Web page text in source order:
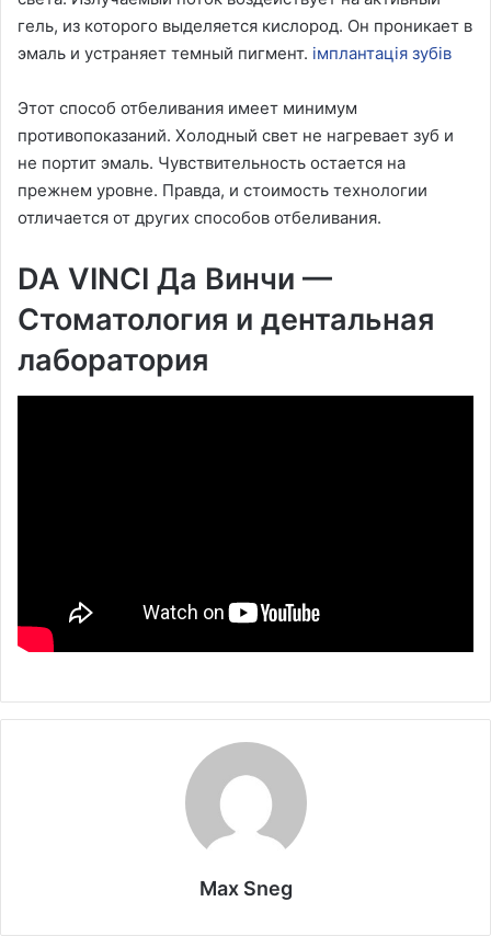
гель, из которого выделяется кислород. Он проникает в
эмаль и устраняет темный пигмент. імплантація зубів
Этот способ отбеливания имеет минимум
противопоказаний. Холодный свет не нагревает зуб и
не портит эмаль. Чувствительность остается на
прежнем уровне. Правда, и стоимость технологии
отличается от других способов отбеливания.
DA VINCI Да Винчи —
Стоматология и дентальная
лаборатория
Max Sneg